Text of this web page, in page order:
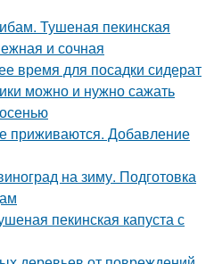
Тушеная пекинская
и сочная
время для посадки сидерат
можно и нужно сажать
приживаются. Добавление
на зиму. Подготовка
пекинская капуста с